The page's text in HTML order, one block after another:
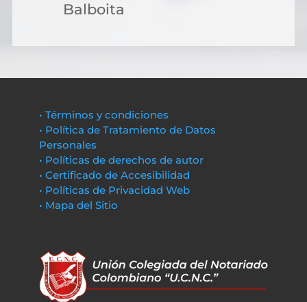
Balboita
• Términos y condiciones
• Política de Tratamiento de Datos
Personales
• Políticas de derechos de autor
• Certificado de Accesibilidad
• Políticas de Privacidad Web
• Mapa del Sitio